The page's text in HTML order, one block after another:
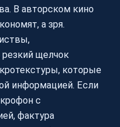
В авторском кино
а зря.
резкий щелчок
которые
информацией. Если
с
фактура